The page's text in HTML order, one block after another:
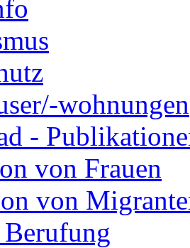
wohnungen
-
von Frauen
von